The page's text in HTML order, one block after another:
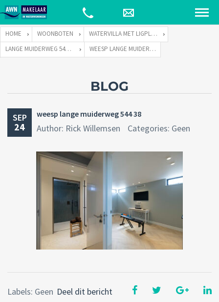
HOME WOONBOTEN
WATERVILLA MET LIGPLAATS
LANGE MUIDERWEG 544 TE 1382 LC WEESP
WEESP LANGE MUIDERWEG 544 38
BLOG
SEP
24
weesp lange muiderweg 544 38
Author: Rick Willemsen Categories: Geen
Deel dit bericht
Labels: Geen